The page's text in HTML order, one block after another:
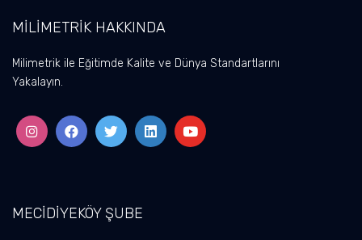
MİLİMETRİK HAKKINDA
Milimetrik ile Eğitimde Kalite ve Dünya Standartlarını
Yakalayın.
MECİDİYEKÖY ŞUBE